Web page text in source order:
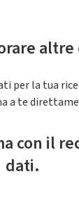
per la tua
a te
con il
dati.